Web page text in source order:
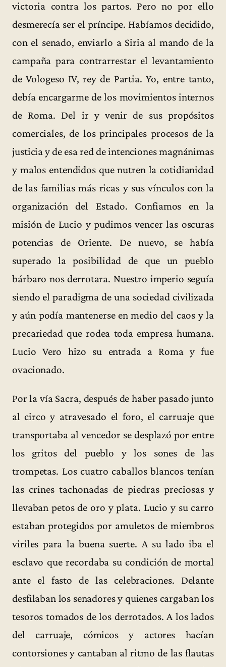
victoria contra los partos. Pero no por ello
desmerecía ser el príncipe. Habíamos decidido,
con el senado, enviarlo a Siria al mando de la
campaña para contrarrestar el levantamiento
de Vologeso IV, rey de Partia. Yo, entre tanto,
debía encargarme de los movimientos internos
de Roma. Del ir y venir de sus propósitos
comerciales, de los principales procesos de la
justicia y de esa red de intenciones magnánimas
y malos entendidos que nutren la cotidianidad
de las familias más ricas y sus vínculos con la
organización del Estado. Confiamos en la
misión de Lucio y pudimos vencer las oscuras
potencias de Oriente. De nuevo, se había
superado la posibilidad de que un pueblo
bárbaro nos derrotara. Nuestro imperio seguía
siendo el paradigma de una sociedad civilizada
y aún podía mantenerse en medio del caos y la
precariedad que rodea toda empresa humana.
Lucio Vero hizo su entrada a Roma y fue
ovacionado.
Por la vía Sacra, después de haber pasado junto
al circo y atravesado el foro, el carruaje que
transportaba al vencedor se desplazó por entre
los gritos del pueblo y los sones de las
trompetas. Los cuatro caballos blancos tenían
las crines tachonadas de piedras preciosas y
llevaban petos de oro y plata. Lucio y su carro
estaban protegidos por amuletos de miembros
viriles para la buena suerte. A su lado iba el
esclavo que recordaba su condición de mortal
ante el fasto de las celebraciones. Delante
desfilaban los senadores y quienes cargaban los
tesoros tomados de los derrotados. A los lados
del carruaje, cómicos y actores hacían
contorsiones y cantaban al ritmo de las flautas